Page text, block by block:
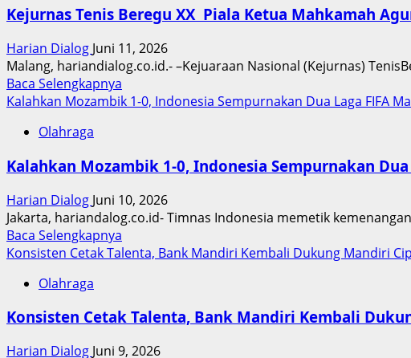
Masyarakat
hingga
Laga
Final
Digital
Medan
Mulai
Terasa,
Pembelajaran
dan
Modern
Kejurnas Tenis Beregu XX Piala Ketua Mahkamah
Harian Dialog Juni 11, 2026
Malang, hariandialog.co.id.- –Kejuaraan Nasional (Kejurnas)
Baca Selengkapnya
more
Beregu
Piala
Ketua
Mahkamah
Agung
“Semangat
Sportivitas
dan
Kalahkan Mozambik 1-0, Indonesia Sempurnakan Dua Laga FIFA
Olahraga
Kalahkan Mozambik 1-0, Indonesia Sempurnakan
Harian Dialog Juni 10, 2026
Jakarta, hariandalog.co.id- Timnas Indonesia memetik
Baca Selengkapnya
more
1-
Konsisten Cetak Talenta, Bank Mandiri Kembali Dukung Mandiri
Olahraga
Konsisten Cetak Talenta, Bank Mandiri Kembali
Harian Dialog Juni 9, 2026